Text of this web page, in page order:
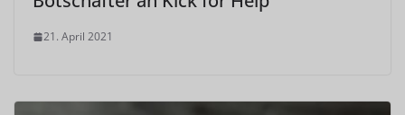
21. April 2021